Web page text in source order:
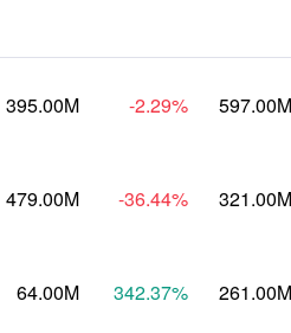
395.00M -2.29% 597.00M
479.00M -36.44% 321.00M
64.00M 342.37% 261.00M